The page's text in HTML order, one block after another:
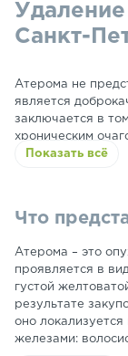
Санкт-
Атерома не
является
заключается в
хроническим
осложнения.
Показать всё
Что
Атерома – это
проявляется в
густой
результате
оно
железами: